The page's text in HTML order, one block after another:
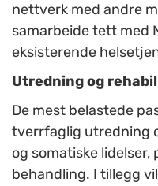
nettverk med andre
samarbeide tett med
eksisterende
Utredning og
De mest belastede
tverrfaglig utredning
og somatiske
behandling. I tillegg